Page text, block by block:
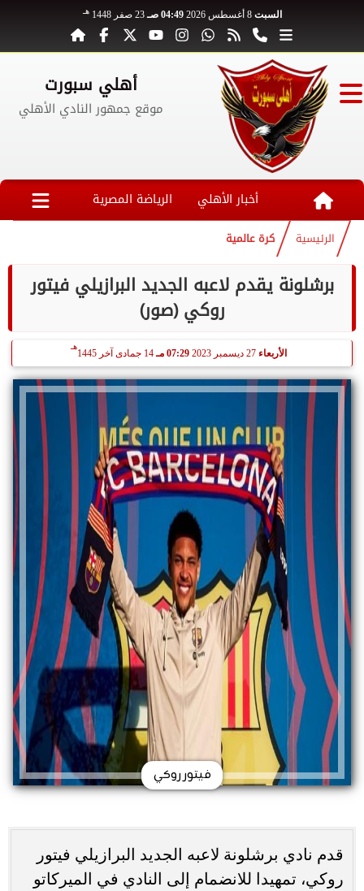
السبت 8 أغسطس 2026 04:49 صـ 23 صفر 1448 هـ
أهلي سبورت
موقع جمهور النادي الأهلي
أخبار الأهلي الرياضة المصرية
الرئيسية كرة عالمية
برشلونة يقدم لاعبه الجديد البرازيلي فيتور
روكي (صور)
الأربعاء 07:29 مـ 14 جمادى آخر 1445
هـ
فيتور روكي
قدم نادي برشلونة لاعبه الجديد البرازيلي فيتور
روكي، تمهيدا للانضمام إلى النادي في الميركاتو